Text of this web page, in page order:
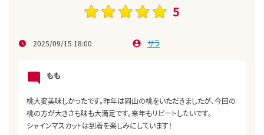
5
2025/09/15 18:00 サラ
もも
桃大変美味しかったです。昨年は岡山の桃をいただきましたが、今回の
桃の方が大きさも味も大満足です。来年もリピートしたいです。
シャインマスカットは到着を楽しみにしています！